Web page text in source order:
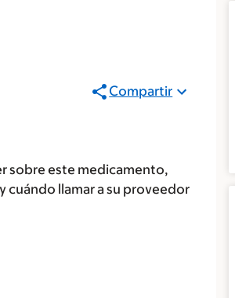
Compartir
sobre este medicamento,
cuándo llamar a su proveedor